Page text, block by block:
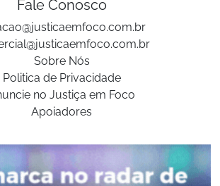
Fale Conosco
Sobre Nós
Politica de Privacidade
no Justiça em Foco
Apoiadores